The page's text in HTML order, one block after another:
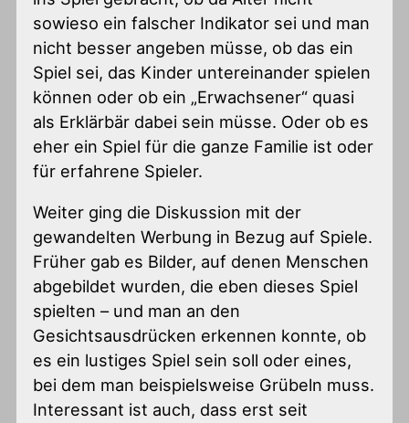
sowieso ein falscher Indikator sei und man
nicht besser angeben müsse, ob das ein
Spiel sei, das Kinder untereinander spielen
können oder ob ein „Erwachsener“ quasi
als Erklärbär dabei sein müsse. Oder ob es
eher ein Spiel für die ganze Familie ist oder
für erfahrene Spieler.
Weiter ging die Diskussion mit der
gewandelten Werbung in Bezug auf Spiele.
Früher gab es Bilder, auf denen Menschen
abgebildet wurden, die eben dieses Spiel
spielten – und man an den
Gesichtsausdrücken erkennen konnte, ob
es ein lustiges Spiel sein soll oder eines,
bei dem man beispielsweise Grübeln muss.
Interessant ist auch, dass erst seit